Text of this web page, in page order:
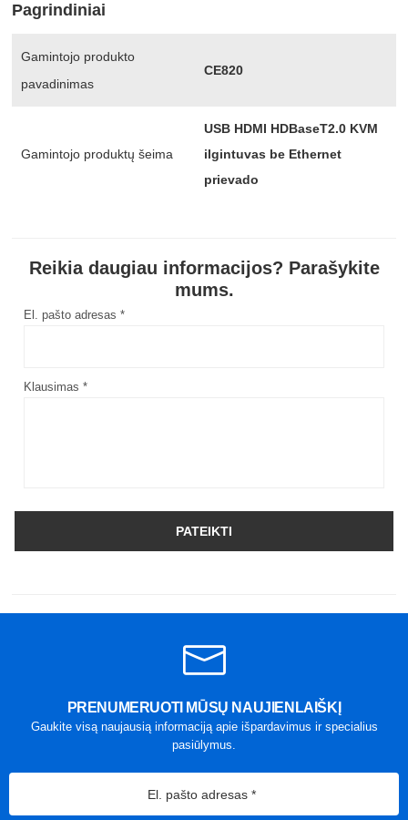
Pagrindiniai
Gamintojo produkto
pavadinimas
CE820
Gamintojo produktų šeima
USB HDMI HDBaseT2.0 KVM
ilgintuvas be Ethernet
prievado
Reikia daugiau informacijos? Parašykite
mums.
El. pašto adresas *
Klausimas *
PATEIKTI
PRENUMERUOTI MŪSŲ NAUJIENLAIŠKĮ
Gaukite visą naujausią informaciją apie išpardavimus ir specialius
pasiūlymus.